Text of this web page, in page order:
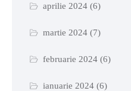
aprilie 2024(6)
martie 2024(7)
februarie 2024(6)
ianuarie 2024(6)